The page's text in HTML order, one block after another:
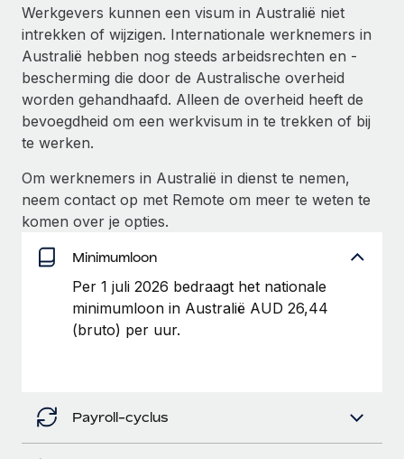
Lever en track wereldwijd IT-middelen
Entiteiten oprichten
Stel snel compliant entiteiten op
Mobiliteit en overplaatsing
Plaats werknemers moeiteloos over
Secundaire arbeidsvoorwaarden
Eenvoudig secundaire arbeidsvoorwaarden
beheren
Meer informatie
De strategische samenwerking tussen
Reverse Tech en Remote voor zzp- en payroll-
beheer
Reverse Tech in een oogopslag Reverse Tech, een start-
up op het gebied van gezondheid en welzijn,...
Meer informatie
EOR en PEO
Contractor Management
Belastingen
Naar de blog
BLOG
integraties en Contractor Management Plus
Het blijft de missie van Remote om alle soorten bedrijven
te helpen bij het aannemen, beheren en...
Meer informatie
Hoe Phiture 55 werknemers in 19 landen
beheert met Remote
Werkgevers kunnen een visum in Australië niet
intrekken of wijzigen. Internationale werknemers in
Australië hebben nog steeds arbeidsrechten en -
bescherming die door de Australische overheid
worden gehandhaafd. Alleen de overheid heeft de
bevoegdheid om een werkvisum in te trekken of bij
te werken.
Om werknemers in Australië in dienst te nemen,
neem contact op met Remote om meer te weten te
komen over je opties.
Minimumloon
Per 1 juli 2026 bedraagt het nationale
minimumloon in Australië AUD 26,44
(bruto) per uur.
Payroll-cyclus